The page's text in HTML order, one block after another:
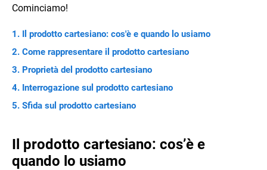
Cominciamo!
Il prodotto cartesiano: cos'è e quando lo usiamo
Come rappresentare il prodotto cartesiano
Proprietà del prodotto cartesiano
Interrogazione sul prodotto cartesiano
Sfida sul prodotto cartesiano
Il prodotto cartesiano: cos’è e
quando lo usiamo